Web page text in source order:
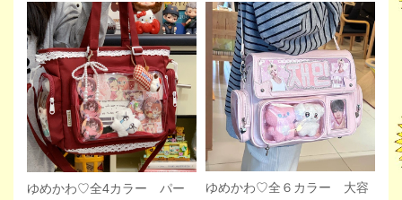
ゆめかわ♡全4カラー パー
ゆめかわ♡全６カラー 大容